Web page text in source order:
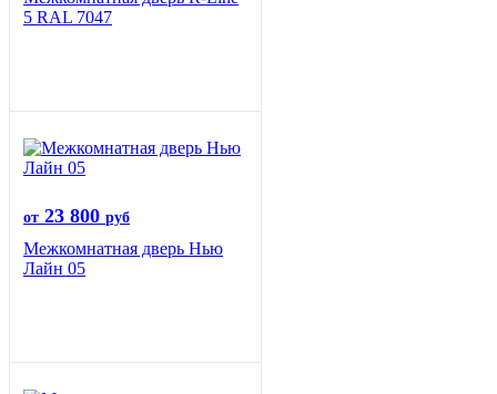
5 RAL 7047
от 23 800 руб
Межкомнатная дверь Нью
Лайн 05